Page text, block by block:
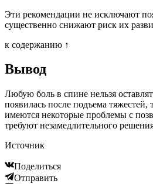
Эти рекомендации не исключают
существенно снижают риск их
к содержанию ↑
Вывод
Любую боль в спине нельзя
появилась после подъема тяжестей,
имеются некоторые проблемы с
требуют незамедлительного
Источник
Поделиться
Отправить